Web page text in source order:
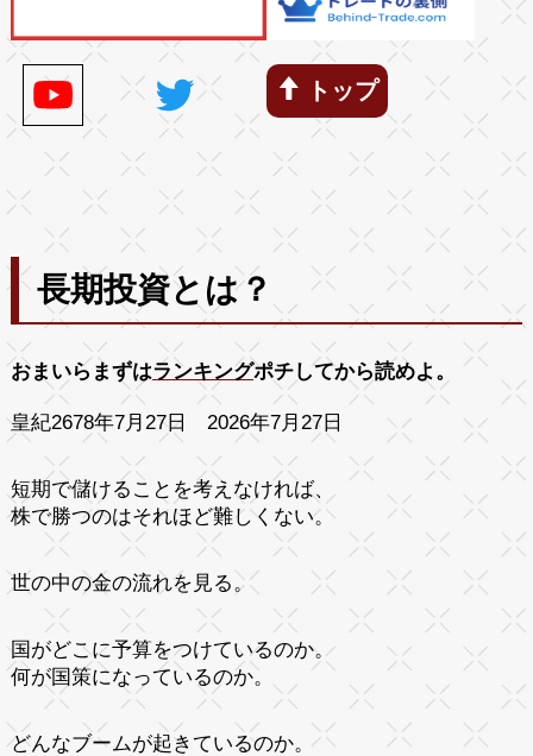
トップ
長期投資とは？
おまいらまずはランキングポチしてから読めよ。
皇紀2678年7月27日 2026年7月27日
短期で儲けることを考えなければ、
株で勝つのはそれほど難しくない。
世の中の金の流れを見る。
国がどこに予算をつけているのか。
何が国策になっているのか。
どんなブームが起きているのか。